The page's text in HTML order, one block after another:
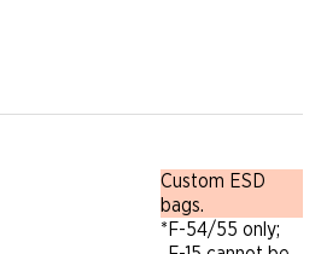
Custom ESD
bags.
*F-54/55 only;